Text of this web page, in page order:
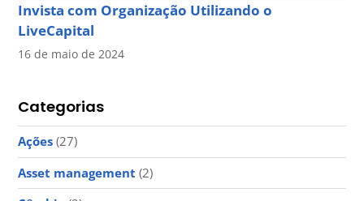
Invista com Organização Utilizando o
LiveCapital
16 de maio de 2024
Categorias
Ações (27)
Asset management (2)